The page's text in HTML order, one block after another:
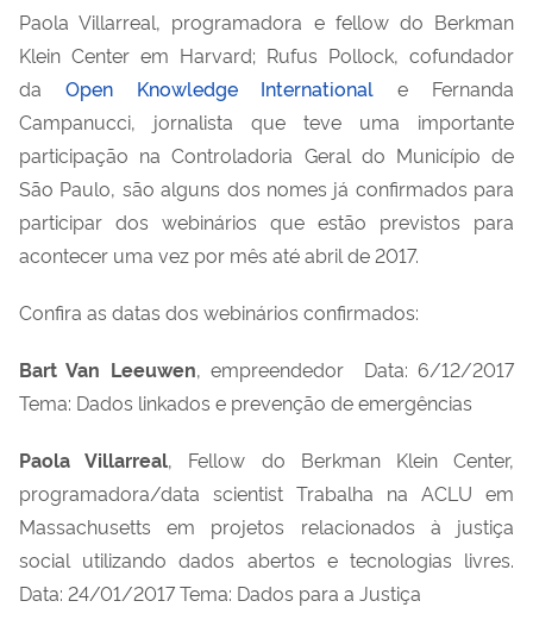
Paola Villarreal, programadora e fellow do Berkman
Klein Center em Harvard; Rufus Pollock, cofundador
da Open Knowledge Internationale Fernanda
Campanucci, jornalista que teve uma importante
participação na Controladoria Geral do Município de
São Paulo, são alguns dos nomes já confirmados para
participar dos webinários que estão previstos para
acontecer uma vez por mês até abril de 2017.
Confira as datas dos webinários confirmados:
Bart Van Leeuwen, empreendedor Data: 6/12/2017
Tema: Dados linkados e prevenção de emergências
Paola Villarreal, Fellow do Berkman Klein Center,
programadora/data scientist Trabalha na ACLU em
Massachusetts em projetos relacionados à justiça
social utilizando dados abertos e tecnologias livres.
Data: 24/01/2017 Tema: Dados para a Justiça